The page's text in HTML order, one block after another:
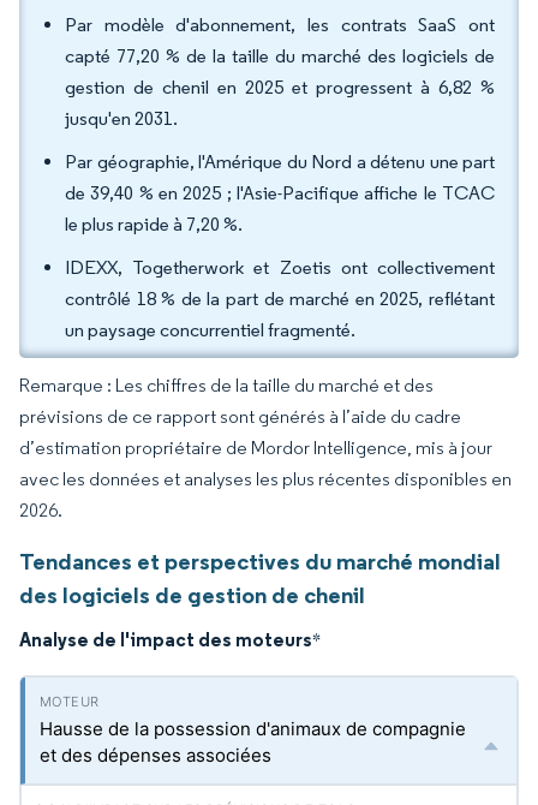
Par modèle d'abonnement, les contrats SaaS ont
capté 77,20 % de la taille du marché des logiciels de
gestion de chenil en 2025 et progressent à 6,82 %
jusqu'en 2031.
Par géographie, l'Amérique du Nord a détenu une part
de 39,40 % en 2025 ; l'Asie-Pacifique affiche le TCAC
le plus rapide à 7,20 %.
IDEXX, Togetherwork et Zoetis ont collectivement
contrôlé 18 % de la part de marché en 2025, reflétant
un paysage concurrentiel fragmenté.
Remarque : Les chiffres de la taille du marché et des
prévisions de ce rapport sont générés à l’aide du cadre
d’estimation propriétaire de Mordor Intelligence, mis à jour
avec les données et analyses les plus récentes disponibles en
2026.
Tendances et perspectives du marché mondial
des logiciels de gestion de chenil
Analyse de l'impact des moteurs*
Hausse de la possession d'animaux de compagnie
et des dépenses associées